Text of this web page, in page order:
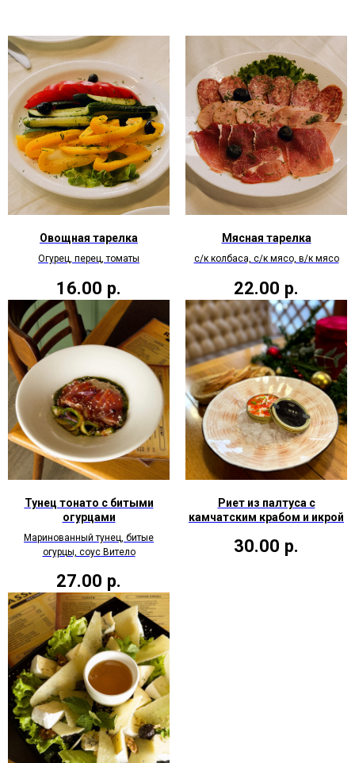
Овощная тарелка
Огурец, перец, томаты
16.00 р.
Мясная тарелка
с/к колбаса, с/к мясо, в/к мясо
22.00 р.
Тунец тонато с битыми
огурцами
Маринованный тунец, битые
огурцы, соус Витело
27.00 р.
Риет из палтуса с
камчатским крабом и икрой
30.00 р.